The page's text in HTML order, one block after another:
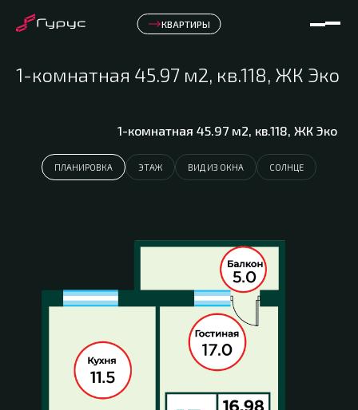
КВАРТИРЫ
1-комнатная 45.97 м2, кв.118, ЖК Эко
1-комнатная 45.97 м2, кв.118, ЖК Эко
ПЛАНИРОВКА ЭТАЖ ВИД ИЗ ОКНА СОЛНЦЕ